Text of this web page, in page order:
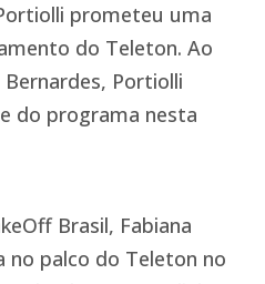
prometeu uma
do Teleton. Ao
Portiolli
do programa nesta
Brasil, Fabiana
no palco do Teleton no